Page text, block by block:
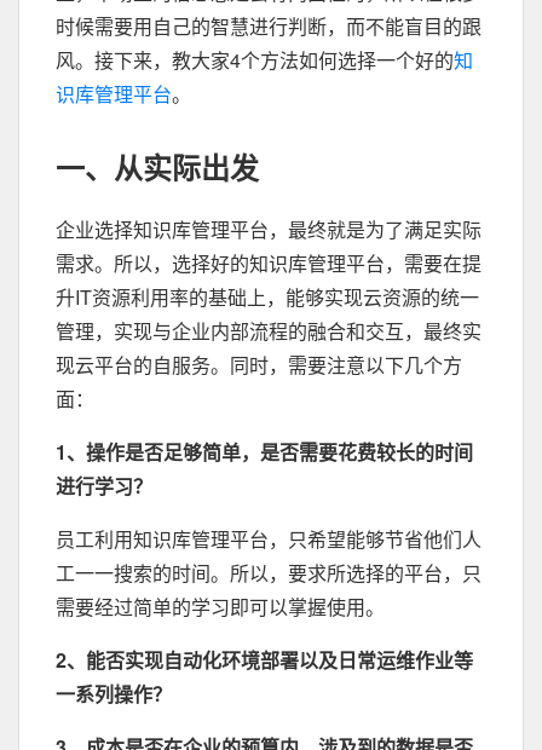
时候需要用自己的智慧进行判断，而不能盲目的跟
风。接下来，教大家4个方法如何选择一个好的知
识库管理平台。
一、从实际出发
企业选择知识库管理平台，最终就是为了满足实际
需求。所以，选择好的知识库管理平台，需要在提
升IT资源利用率的基础上，能够实现云资源的统一
管理，实现与企业内部流程的融合和交互，最终实
现云平台的自服务。同时，需要注意以下几个方
面：
1、操作是否足够简单，是否需要花费较长的时间
进行学习？
员工利用知识库管理平台，只希望能够节省他们人
工一一搜索的时间。所以，要求所选择的平台，只
需要经过简单的学习即可以掌握使用。
2、能否实现自动化环境部署以及日常运维作业等
一系列操作？